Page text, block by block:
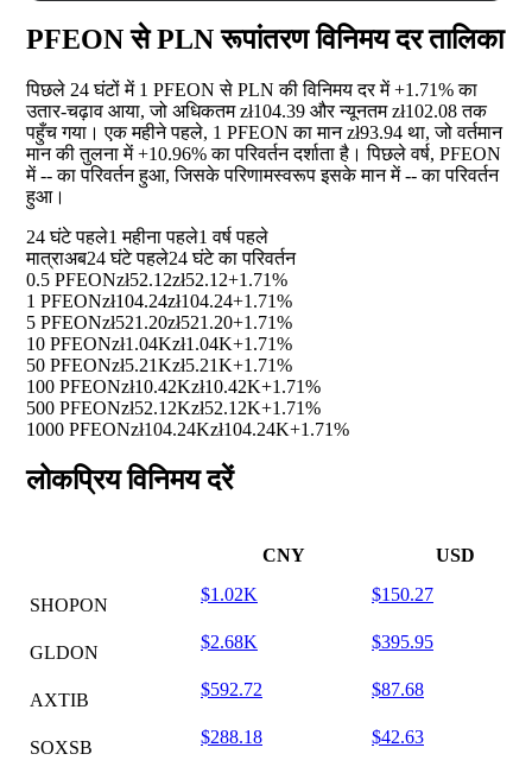
PFEON से PLN रूपांतरण विनिमय दर तालिका
पिछले 24 घंटों में 1 PFEON से PLN की विनिमय दर में+1.71%का
उतार-चढ़ाव आया, जो अधिकतम zł104.39 और न्यूनतम zł102.08 तक
पहुँच गया। एक महीने पहले, 1 PFEON का मान zł93.94 था, जो वर्तमान
मान की तुलना में+10.96%का परिवर्तन दर्शाता है। पिछले वर्ष, PFEON
में--का परिवर्तन हुआ, जिसके परिणामस्वरूप इसके मान में--का परिवर्तन
हुआ।
24 घंटे पहले1 महीना पहले1 वर्ष पहले
मात्राअब24 घंटे पहले24 घंटे का परिवर्तन
0.5 PFEONzł52.12zł52.12+1.71%
1 PFEONzł104.24zł104.24+1.71%
5 PFEONzł521.20zł521.20+1.71%
10 PFEONzł1.04Kzł1.04K+1.71%
50 PFEONzł5.21Kzł5.21K+1.71%
100 PFEONzł10.42Kzł10.42K+1.71%
500 PFEONzł52.12Kzł52.12K+1.71%
1000 PFEONzł104.24Kzł104.24K+1.71%
लोकप्रिय विनिमय दरें
CNY USD
SHOPON
$1.02K $150.27
GLDON
$2.68K $395.95
AXTIB
$592.72 $87.68
SOXSB
$288.18 $42.63